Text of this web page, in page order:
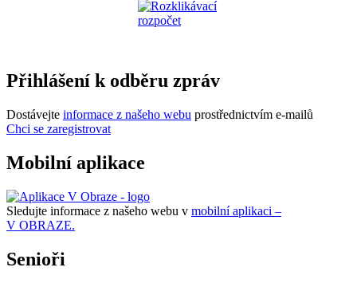
Přihlášení k odběru zpráv
Dostávejte informace z našeho webu prostřednictvím e-mailů
Chci se zaregistrovat
Mobilní aplikace
Sledujte informace z našeho webu v mobilní aplikaci –
V OBRAZE.
Senioři